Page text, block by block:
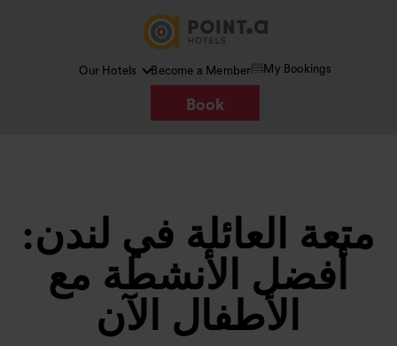
Our Hotels Become a Member My Bookings
Book
متعة العائلة في لندن:
أفضل الأنشطة مع
الأطفال الآن